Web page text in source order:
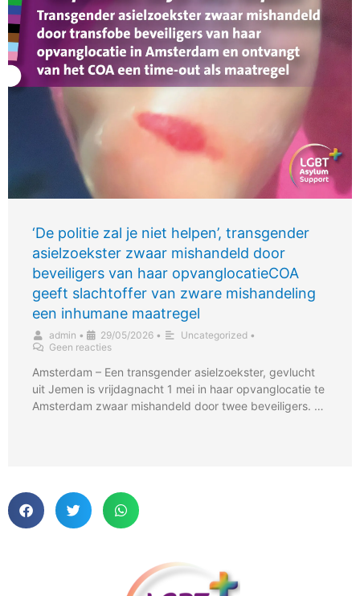
‘De politie zal je niet helpen’, transgender
asielzoekster zwaar mishandeld door
beveiligers van haar opvanglocatieCOA
geeft slachtoffer van zware mishandeling
een inhumane maatregel
admin • 29/05/2026 • Uncategorized •
Geen reacties
Amsterdam – Een transgender asielzoekster, gevlucht
uit Jemen is vrijdagnacht 1 mei in haar opvanglocatie te
Amsterdam zwaar mishandeld door twee beveiligers. …